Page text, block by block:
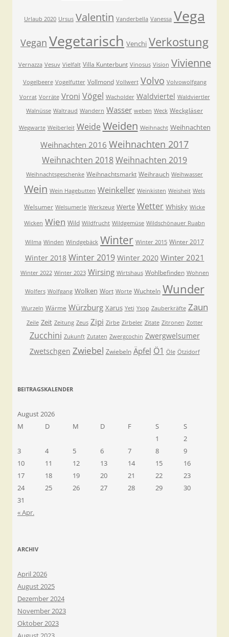
Urlaub 2020 Ursus Valentin Vanderbella Vanessa Vega
Vegan Vegetarisch Venchi Verkostung
Vernazza Vesuv Vielfalt Villa Kunterbunt Vinosus Vision Vivienne
Vogelbeere Vogelfutter Vollmond Vollwert Volvo Volvowolfgang
Vorrat Vorräte Vroni Vögel Wacholder Waldviertel Waldviertler
Walnüsse Waltraud Wandern Wasser weben Weck Weckgläser
Wegwarte Weiberleit Weide Weiden Weihnacht Weihnachten
Weihnachten 2016 Weihnachten 2017
Weihnachten 2018Weihnachten 2019
Weihnachtsgeschenke Weihnachtsmarkt Weihrauch Weihwasser
Wein Wein Hagebutten Weinkeller Weinkisten Weisheit Wels
Welsumer Welsumerle Werkzeug Werte Wetter Whisky Wicke
Wicken Wien Wild Wildfrucht Wildgemüse Wildschönauer Ruabn
Wilma Winden Windgebäck Winter Winter 2015 Winter 2017
Winter 2018 Winter 2019 Winter 2020 Winter 2021
Winter 2022 Winter 2023 Wirsing Wirtshaus Wohlbefinden Wohnen
Wolfers Wolfgang Wolken Wort Worte Wuchteln Wunder
Wurzeln Wärme Würzburg Xarus Yeti Ysop Zauberkräfte Zaun
Zeile Zeit Zeitung Zeus Zipi Zirbe Zirbeler Zitate Zitronen Zotter
Zucchini Zukunft Zutaten Zwergcochin Zwergwelsumer
Zwetschgen Zwiebel Zwiebeln Äpfel Ö1 Öle Ötzidorf
BEITRAGSKALENDER
August 2026
M
D M D F S
S
1
2
3
4 5 6 7 8
9
10
11 12 13 14 15
16
17
18 19 20 21 22
23
24
25 26 27 28 29
30
31
« Apr.
ARCHIV
April 2026
August 2025
Dezember 2024
November 2023
Oktober 2023